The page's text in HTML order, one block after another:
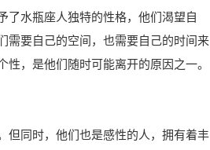
了水瓶座人独特的性格，他们渴望自
需要自己的空间，也需要自己的时间来
，是他们随时可能离开的原因之一。
但同时，他们也是感性的人，拥有着丰